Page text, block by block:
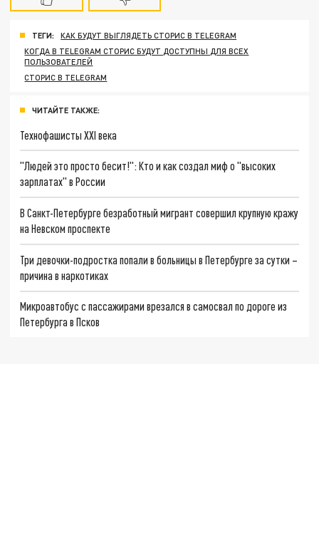
ТЕГИ:
КАК БУДУТ ВЫГЛЯДЕТЬ СТОРИС В TELEGRAM
КОГДА В TELEGRAM СТОРИС БУДУТ ДОСТУПНЫ ДЛЯ ВСЕХ
ПОЛЬЗОВАТЕЛЕЙ
СТОРИС В TELEGRAM
ЧИТАЙТЕ ТАКЖЕ:
Технофашисты XXI века
"Людей это просто бесит!": Кто и как создал миф о "высоких
зарплатах" в России
В Санкт-Петербурге безработный мигрант совершил крупную кражу
на Невском проспекте
Три девочки-подростка попали в больницы в Петербурге за сутки –
причина в наркотиках
Микроавтобус с пассажирами врезался в самосвал по дороге из
Петербурга в Псков